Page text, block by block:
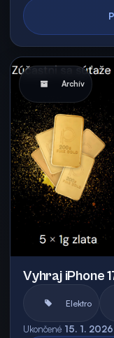
Archív
Vyhraj iPhone
Elektro
Ukončené 15. 1. 2026